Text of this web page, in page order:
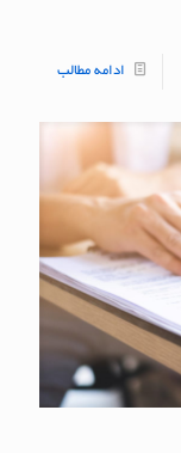
ادامه مطالب